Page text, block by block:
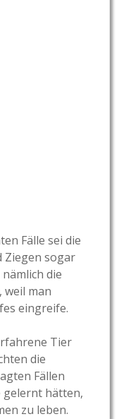
Fälle sei die
Ziegen sogar
die
man
eingreife.
Tier
die
Fällen
gelernt hätten,
zu leben.